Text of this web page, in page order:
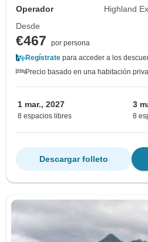
Operador
Highland
Desde
€467
por persona
Regístrate para acceder a los
Precio basado en una habitación
1 mar., 2027
8 espacios libres
3
8
Descargar folleto